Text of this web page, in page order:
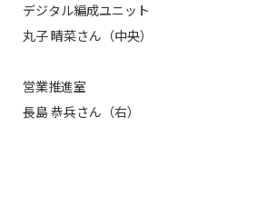
デジタル編成ユニット
丸子 晴菜さん（中央）
営業推進室
長島 恭兵さん（右）